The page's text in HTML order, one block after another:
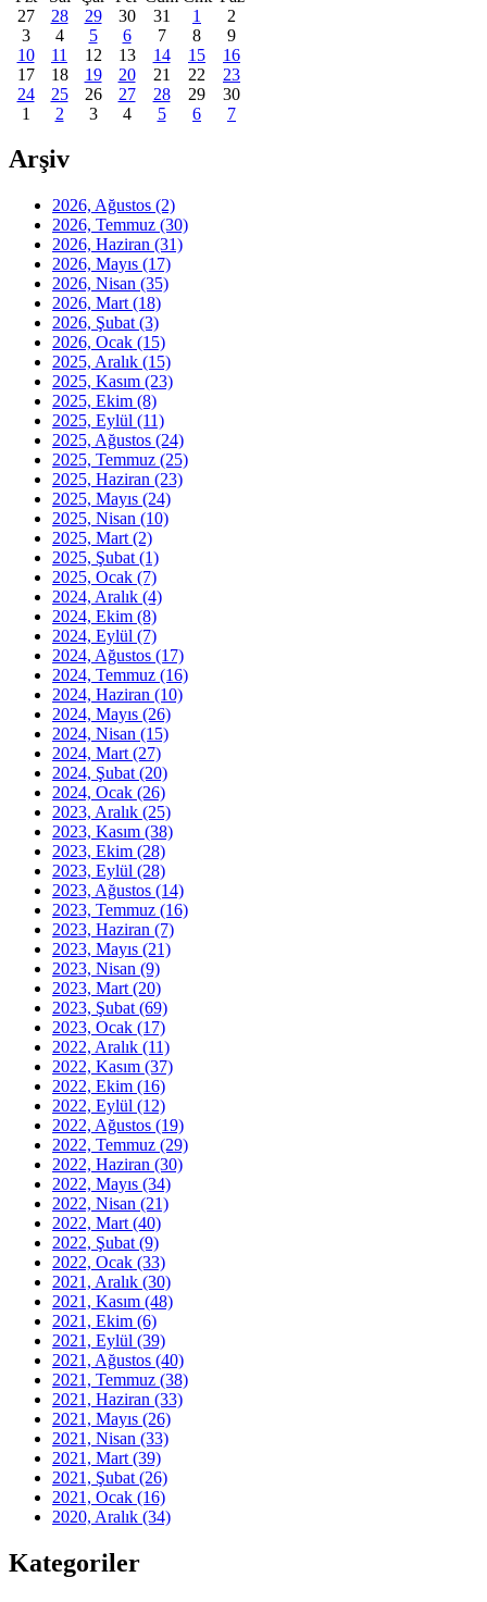
27
28 29 30 31 1
2
3
4 5 6 7 8
9
10
11 12 13 14 15
16
17
18 19 20 21 22
23
24
25 26 27 28 29
30
1
2 3 4 5 6 7
Arşiv
2026, Ağustos (2)
2026, Temmuz (30)
2026, Haziran (31)
2026, Mayıs (17)
2026, Nisan (35)
2026, Mart (18)
2026, Şubat (3)
2026, Ocak (15)
2025, Aralık (15)
2025, Kasım (23)
2025, Ekim (8)
2025, Eylül (11)
2025, Ağustos (24)
2025, Temmuz (25)
2025, Haziran (23)
2025, Mayıs (24)
2025, Nisan (10)
2025, Mart (2)
2025, Şubat (1)
2025, Ocak (7)
2024, Aralık (4)
2024, Ekim (8)
2024, Eylül (7)
2024, Ağustos (17)
2024, Temmuz (16)
2024, Haziran (10)
2024, Mayıs (26)
2024, Nisan (15)
2024, Mart (27)
2024, Şubat (20)
2024, Ocak (26)
2023, Aralık (25)
2023, Kasım (38)
2023, Ekim (28)
2023, Eylül (28)
2023, Ağustos (14)
2023, Temmuz (16)
2023, Haziran (7)
2023, Mayıs (21)
2023, Nisan (9)
2023, Mart (20)
2023, Şubat (69)
2023, Ocak (17)
2022, Aralık (11)
2022, Kasım (37)
2022, Ekim (16)
2022, Eylül (12)
2022, Ağustos (19)
2022, Temmuz (29)
2022, Haziran (30)
2022, Mayıs (34)
2022, Nisan (21)
2022, Mart (40)
2022, Şubat (9)
2022, Ocak (33)
2021, Aralık (30)
2021, Kasım (48)
2021, Ekim (6)
2021, Eylül (39)
2021, Ağustos (40)
2021, Temmuz (38)
2021, Haziran (33)
2021, Mayıs (26)
2021, Nisan (33)
2021, Mart (39)
2021, Şubat (26)
2021, Ocak (16)
2020, Aralık (34)
Kategoriler